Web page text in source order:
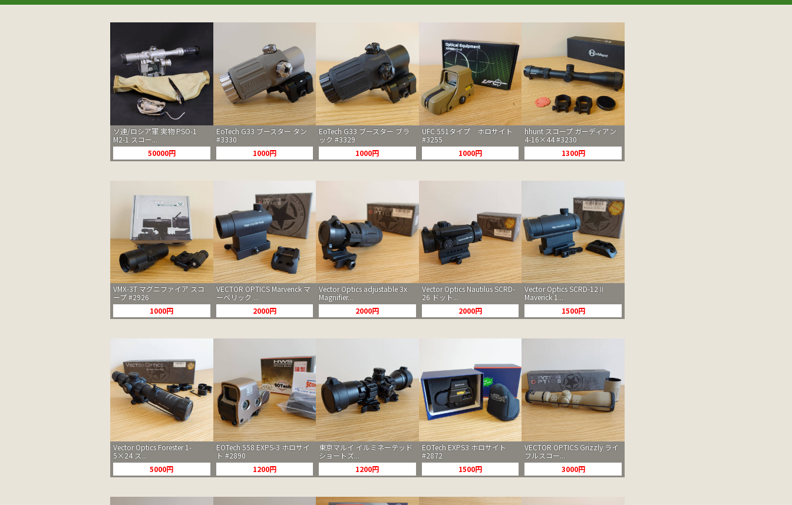
ソ連/ロシア軍 実物 PSO-1
M2-1 スコー...
50000円
EoTech G33 ブースター タン
#3330
1000円
EoTech G33 ブースター ブラ
ック #3329
1000円
UFC 551タイプ ホロサイト
#3255
1000円
hhunt スコープ ガーディアン
4-16×44 #3230
1300円
VMX-3T マグニファイア スコ
ープ #2926
1000円
VECTOR OPTICS Marverick マ
ーベリック ...
2000円
Vector Optics adjustable 3x
Magnifier...
2000円
Vector Optics Nautilus SCRD-
26 ドット...
2000円
Vector Optics SCRD-12Ⅱ
Maverick 1...
1500円
Vector Optics Forester 1-
5×24 ス...
5000円
EOTech 558 EXPS-3 ホロサイ
ト #2890
1200円
東京マルイ イルミネーテッド
ショートズ...
1200円
EOTech EXPS3 ホロサイト
#2872
1500円
VECTOR OPTICS Grizzly ライ
フルスコー...
3000円